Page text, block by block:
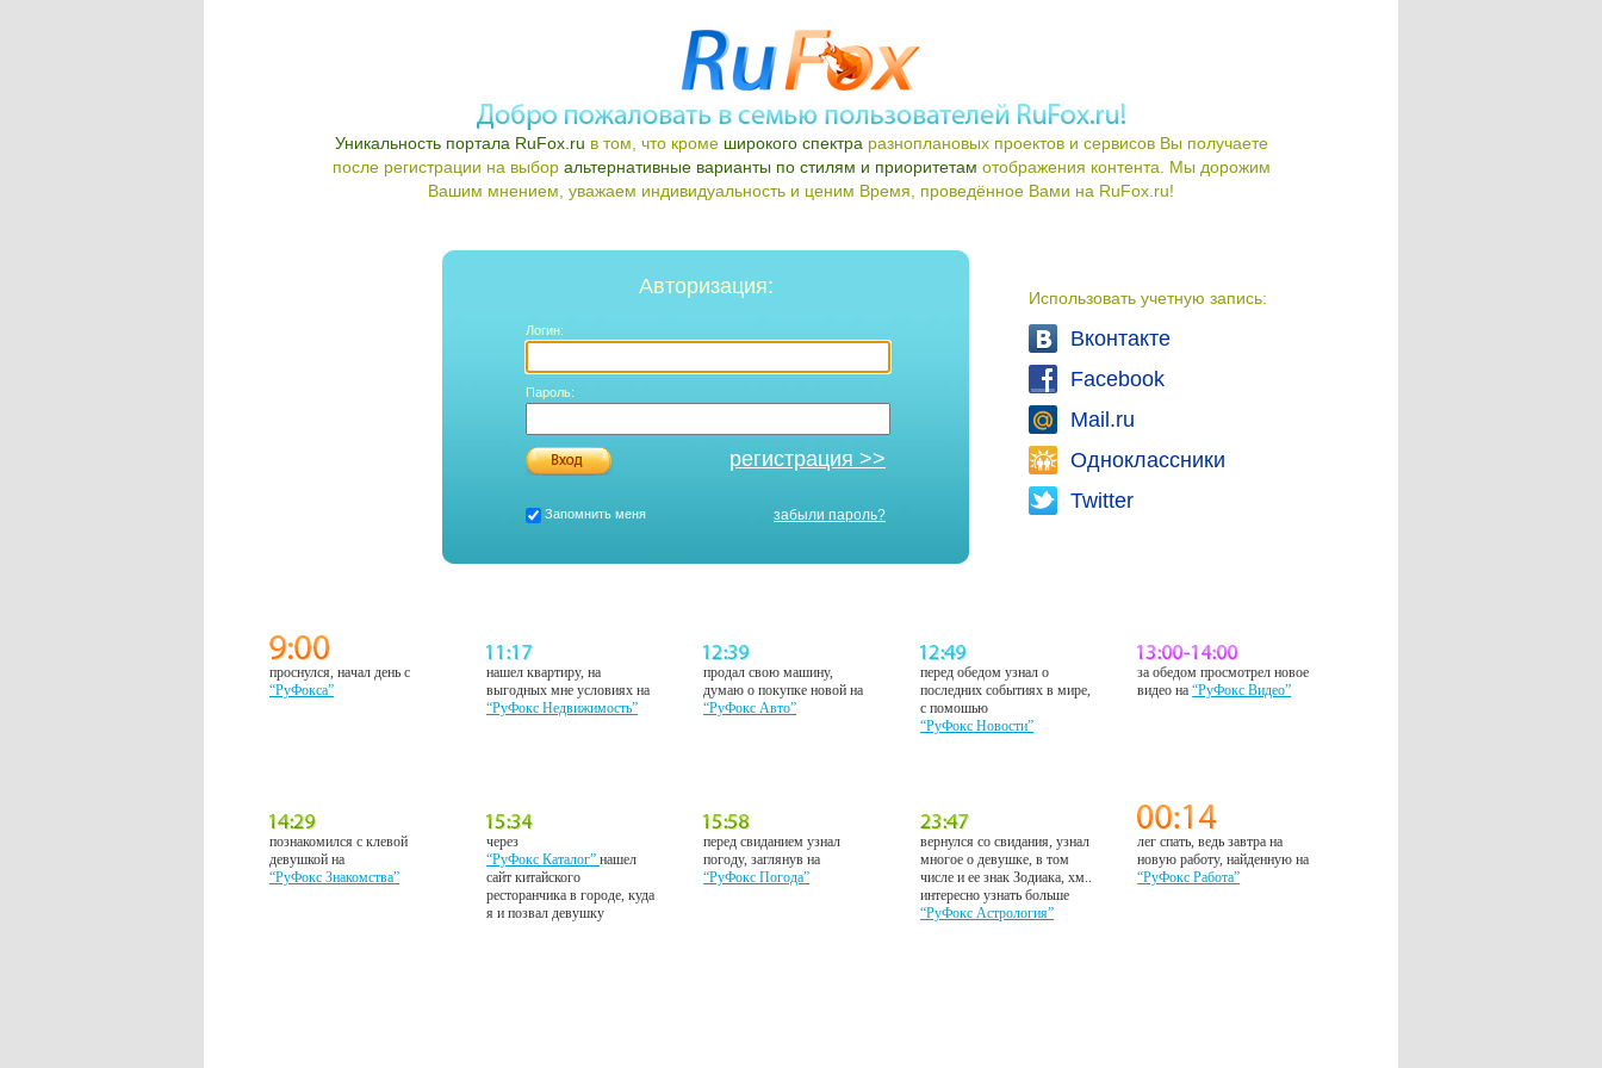
Уникальность портала RuFox.ru в том, что кроме широкого спектра разноплановых проектов и сервисов Вы получаете
после регистрации на выбор альтернативные варианты по стилям и приоритетам отображения контента. Мы дорожим
Вашим мнением, уважаем индивидуальность и ценим Время, проведённое Вами на RuFox.ru!
Использовать учетную запись:
Вконтакте
Facebook
Mail.ru
Одноклассники
Twitter
Авторизация:
Логин:
Пароль:
регистрация >>
Запомнить меня забыли пароль?
проснулся, начал день с
“РуФокса”
нашел квартиру, на
выгодных мне условиях на
“РуФокс Недвижимость”
продал свою машину,
думаю о покупке новой на
“РуФокс Авто”
перед обедом узнал о
последних событиях в мире,
с помошью
“РуФокс Новости”
за обедом просмотрел новое
видео на“РуФокс Видео”
познакомился с клевой
девушкой на
“РуФокс Знакомства”
через
“РуФокс Каталог”нашел
сайт китайского
ресторанчика в городе, куда
я и позвал девушку
перед свиданием узнал
погоду, заглянув на
“РуФокс Погода”
вернулся со свидания, узнал
многое о девушке, в том
числе и ее знак Зодиака, хм..
интересно узнать больше
“РуФокс Астрология”
лег спать, ведь завтра на
новую работу, найденную на
“РуФокс Работа”